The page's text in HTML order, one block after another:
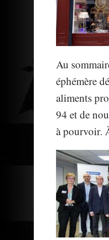
Au
éphémère
aliments
94 et de
à pourvoir.